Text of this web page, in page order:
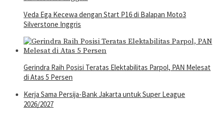
Veda Ega Kecewa dengan Start P16 di Balapan Moto3
Silverstone Inggris
Gerindra Raih Posisi Teratas Elektabilitas Parpol, PAN Melesat
di Atas 5 Persen
Kerja Sama Persija-Bank Jakarta untuk Super League
2026/2027